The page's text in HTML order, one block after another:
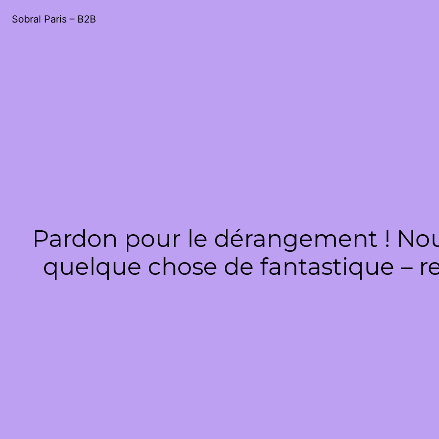
Sobral Paris – B2B
Pardon pour le dérangement !
quelque chose de fantastique –